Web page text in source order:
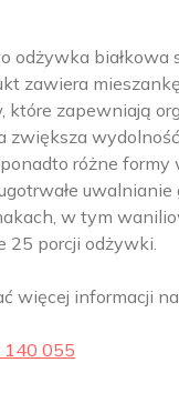
odżywka białkowa
zawiera
które zapewniają
zwiększa
różne
w tym
25 porcji odżywki.
więcej informacji
140 055